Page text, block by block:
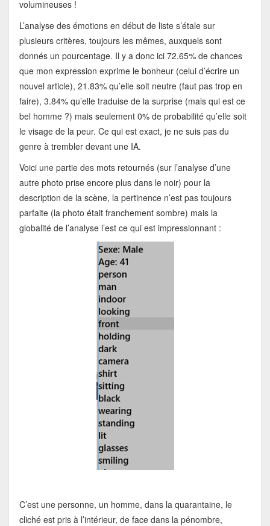
volumineuses !
L’analyse des émotions en début de liste s’étale sur
plusieurs critères, toujours les mêmes, auxquels sont
donnés un pourcentage. Il y a donc ici 72.65% de chances
que mon expression exprime le bonheur (celui d’écrire un
nouvel article), 21.83% qu’elle soit neutre (faut pas trop en
faire), 3.84% qu’elle traduise de la surprise (mais qui est ce
bel homme ?) mais seulement 0% de probabilité qu’elle soit
le visage de la peur. Ce qui est exact, je ne suis pas du
genre à trembler devant une IA.
Voici une partie des mots retournés (sur l’analyse d’une
autre photo prise encore plus dans le noir) pour la
description de la scène, la pertinence n’est pas toujours
parfaite (la photo était franchement sombre) mais la
globalité de l’analyse l’est ce qui est impressionnant :
C’est une personne, un homme, dans la quarantaine, le
cliché est pris à l’intérieur, de face dans la pénombre,